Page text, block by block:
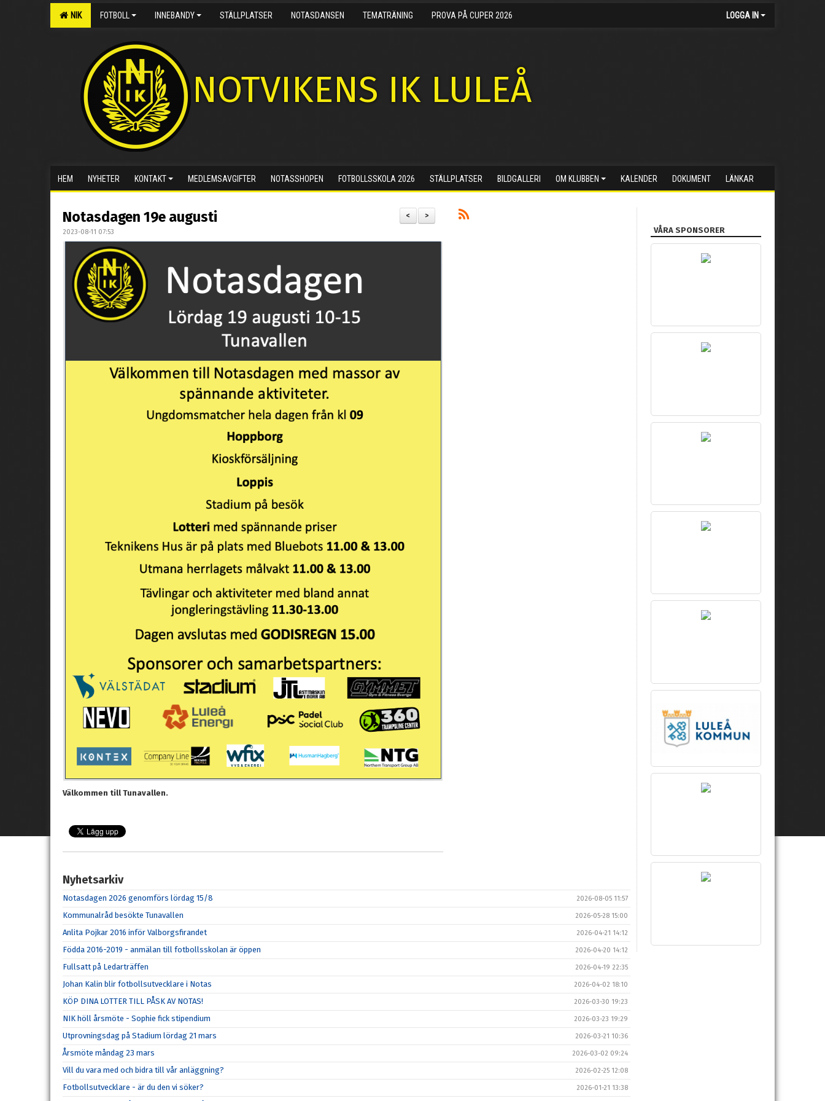
NIK FOTBOLL INNEBANDY STÄLLPLATSER NOTASDANSEN TEMATRÄNING PROVA PÅ CUPER 2026 LOGGA IN
NOTVIKENS IK LULEÅ
HEM NYHETER KONTAKT MEDLEMSAVGIFTER NOTASSHOPEN FOTBOLLSSKOLA 2026 STÄLLPLATSER BILDGALLERI OM KLUBBEN KALENDER DOKUMENT LÄNKAR
>
<
Notasdagen 19e augusti
2023-08-11 07:53
Välkommen till Tunavallen.
Nyhetsarkiv
Notasdagen 2026 genomförs lördag 15/8 2026-08-05 11:57
Kommunalråd besökte Tunavallen 2026-05-28 15:00
Anlita Pojkar 2016 inför Valborgsfirandet 2026-04-21 14:12
Födda 2016-2019 - anmälan till fotbollsskolan är öppen 2026-04-20 14:12
Fullsatt på Ledarträffen 2026-04-19 22:35
Johan Kalin blir fotbollsutvecklare i Notas 2026-04-02 18:10
KÖP DINA LOTTER TILL PÅSK AV NOTAS! 2026-03-30 19:23
NIK höll årsmöte - Sophie fick stipendium 2026-03-23 19:29
Utprovningsdag på Stadium lördag 21 mars 2026-03-21 10:36
Årsmöte måndag 23 mars 2026-03-02 09:24
Vill du vara med och bidra till vår anläggning? 2026-02-25 12:08
Fotbollsutvecklare - är du den vi söker? 2026-01-21 13:38
VÅRA SPONSORER